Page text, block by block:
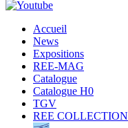
Accueil
News
Expositions
REE-MAG
Catalogue
Catalogue H0
TGV
REE COLLECTION